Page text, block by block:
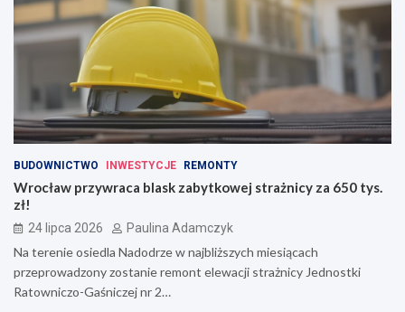
BUDOWNICTWO INWESTYCJE REMONTY
Wrocław przywraca blask zabytkowej strażnicy za 650 tys.
zł!
24 lipca 2026 Paulina Adamczyk
Na terenie osiedla Nadodrze w najbliższych miesiącach
przeprowadzony zostanie remont elewacji strażnicy Jednostki
Ratowniczo-Gaśniczej nr 2…